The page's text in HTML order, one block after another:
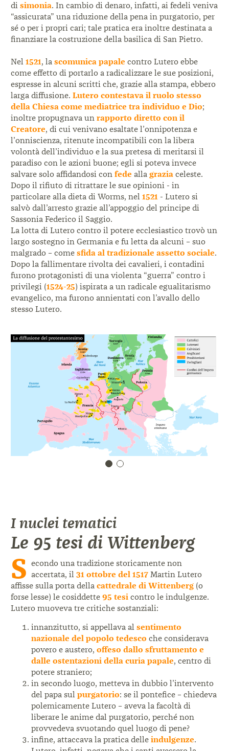
di simonia. In cambio di denaro, infatti, ai fedeli veniva
“assicurata” una riduzione della pena in purgatorio, per
sé o per i propri cari; tale pratica era inoltre destinata a
finanziare la costruzione della basilica di San Pietro.
Nel 1521, la scomunica papale contro Lutero ebbe
come effetto di portarlo a radicalizzare le sue posizioni,
espresse in alcuni scritti che, grazie alla stampa, ebbero
larga diffusione. Lutero contestava il ruolo stesso
della Chiesa come mediatrice tra individuo e Dio;
inoltre propugnava un rapporto diretto con il
Creatore, di cui venivano esaltate l’onnipotenza e
l’onniscienza, ritenute incompatibili con la libera
volontà dell’individuo e la sua pretesa di meritarsi il
paradiso con le azioni buone; egli si poteva invece
salvare solo affidandosi con fede alla grazia celeste.
Dopo il rifiuto di ritrattare le sue opinioni - in
particolare alla dieta di Worms, nel 1521 - Lutero si
salvò dall’arresto grazie all’appoggio del principe di
Sassonia Federico il Saggio.
La lotta di Lutero contro il potere ecclesiastico trovò un
largo sostegno in Germania e fu letta da alcuni – suo
malgrado – come sfida al tradizionale assetto sociale.
Dopo la fallimentare rivolta dei cavalieri, i contadini
furono protagonisti di una violenta “guerra” contro i
privilegi (1524-25) ispirata a un radicale egualitarismo
evangelico, ma furono annientati con l’avallo dello
stesso Lutero.
I nuclei tematici
Le 95 tesi di Wittenberg
S econdo una tradizione storicamente non
accertata, il31 ottobre del 1517 Martin Lutero
affisse sulla porta della cattedrale di Wittenberg (o
forse lesse) le cosiddette 95 tesi contro le indulgenze.
Lutero muoveva tre critiche sostanziali:
innanzitutto, si appellava al sentimento
nazionale del popolo tedesco che considerava
povero e austero, offeso dallo sfruttamento e
dalle ostentazioni della curia papale, centro di
potere straniero;
in secondo luogo, metteva in dubbio l’intervento
del papa sul purgatorio: se il pontefice – chiedeva
polemicamente Lutero – aveva la facoltà di
liberare le anime dal purgatorio, perché non
provvedeva svuotando quel luogo di pene?
infine, attaccava la pratica delle indulgenze.